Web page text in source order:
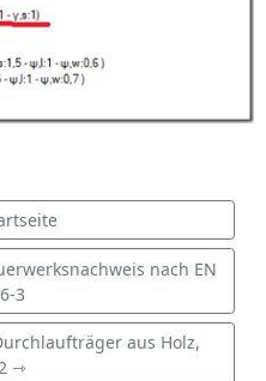
nach EN
3
aus Holz,
⇾